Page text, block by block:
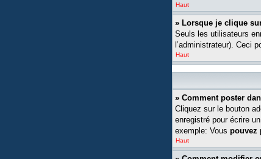
Haut
» Lorsque je clique
Seuls les utilisateurs
l’administrateur). Ceci
Haut
» Comment poster
Cliquez sur le bouton
enregistré pour écrire
exemple: Vous pouvez
Haut